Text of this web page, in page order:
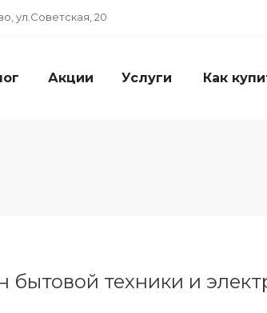
ул.Советская, 20
Акции Услуги Как
бытовой техники и